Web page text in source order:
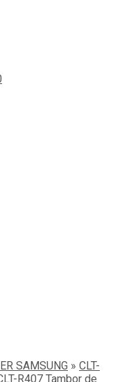
SAMSUNG » CLT-
R407 Tambor de